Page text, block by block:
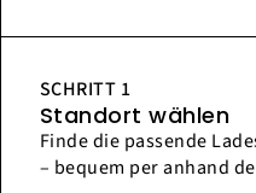
SCHRITT 1
Standort wählen
Finde die passende
– bequem per anhand